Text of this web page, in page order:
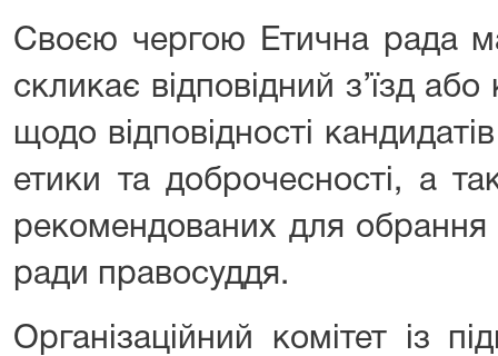
Своєю чергою Етична рада
скликає відповідний з’їзд
щодо відповідності
етики та доброчесності, а
рекомендованих для
ради правосуддя.
Організаційний комітет із